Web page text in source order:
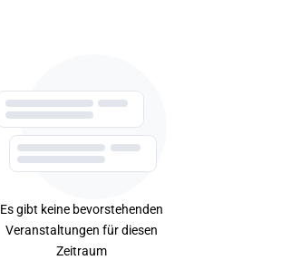
Es gibt keine bevorstehenden
Veranstaltungen für diesen
Zeitraum